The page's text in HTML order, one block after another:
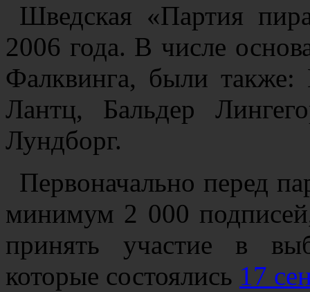
Шведская «Партия
2006 года. В числе
Фалквинга, были также:
Лантц, Бальдер
Лундборг.
Первоначально перед
минимум 2 000
принять участие в
которые состоялись 17